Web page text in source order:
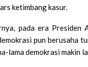
ketimbang kasur.
pada era Presiden
pun berusaha
lama demokrasi makin